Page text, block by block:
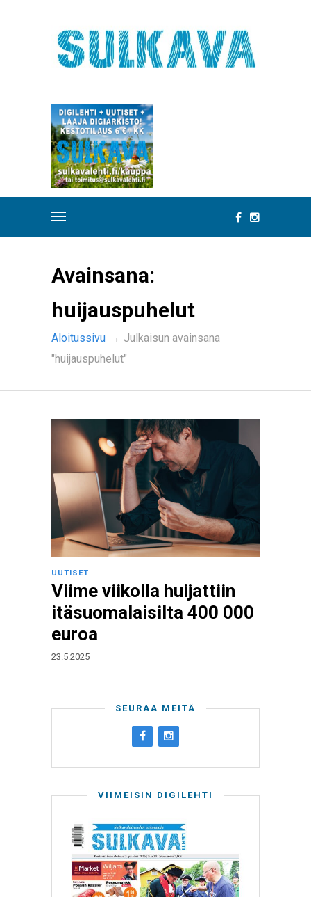
Avainsana:
huijauspuhelut
Aloitussivu → Julkaisun avainsana
"huijauspuhelut"
UUTISET
Viime viikolla huijattiin
itäsuomalaisilta 400 000
euroa
23.5.2025
SEURAA MEITÄ
VIIMEISIN DIGILEHTI